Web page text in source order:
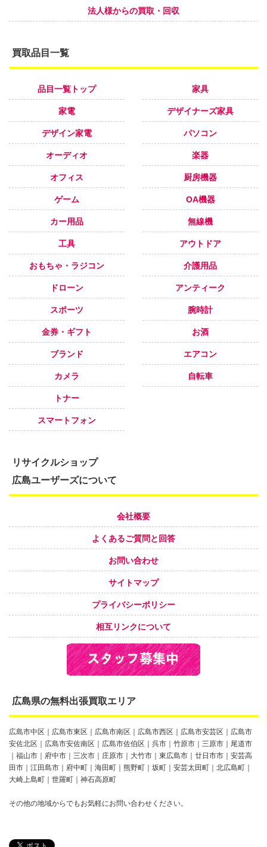
法人様からの買取・回収
買取品目一覧
品目一覧トップ
家電
デザイン家電
オーディオ
オフィス
ゲーム
カー用品
工具
おもちゃ・ラジコン
ドローン
スポーツ
金券・ギフト
ブランド
カメラ
トナー
スマートフォン
家具
デザイナーズ家具
パソコン
楽器
厨房機器
OA機器
無線機
アウトドア
介護用品
アンティーク
腕時計
お酒
エアコン
自転車
リサイクルショップ
広島ユーザーズについて
会社概要
よくあるご質問と回答
お問い合わせ
サイトマップ
プライバシーポリシー
相互リンクについて
広島県の無料出張買取エリア
広島市中区｜広島市東区｜広島市南区｜広島市西区｜広島市安芸区｜広島市
安佐北区｜広島市安佐南区｜広島市佐伯区｜呉市｜竹原市｜三原市｜尾道市
｜福山市｜府中市｜三次市｜庄原市｜大竹市｜東広島市｜廿日市市｜安芸高
田市｜江田島市｜府中町｜海田町｜熊野町｜坂町｜安芸太田町｜北広島町｜
大崎上島町｜世羅町｜神石高原町
その他の地域からでもお気軽にお問い合わせください。